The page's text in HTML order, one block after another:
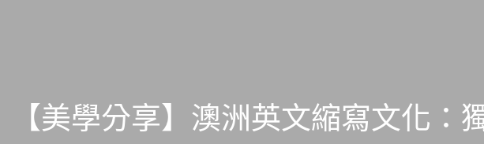
【美學分享】澳洲英文縮寫文化：